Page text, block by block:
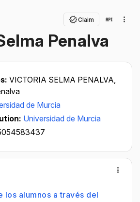
Claim
Penalva
VICTORIA SELMA PENALVA,
de Murcia
Universidad de Murcia
los alumnos a través del